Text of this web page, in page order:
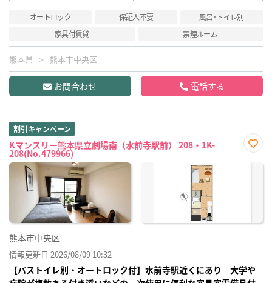
オートロック 保証人不要
風呂･トイレ別
家具付賃貸
禁煙ルーム
熊本県 熊本市中央区
お問合わせ 電話する
割引キャンペーン
Kマンスリー熊本県立劇場南（水前寺駅前） 208・1K-
208(No.479966)
に入
熊本市中央区
情報更新日 2026/08/09 10:32
【バストイレ別・オートロック付】水前寺駅近くにあり 大学や